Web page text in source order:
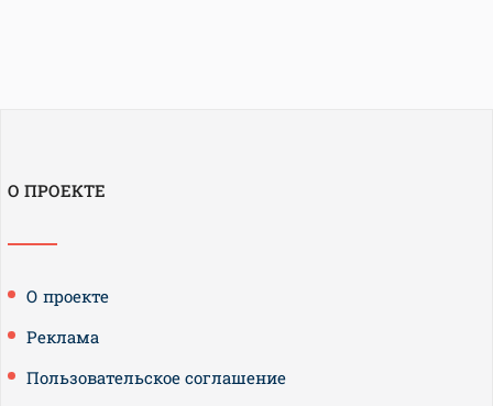
О ПРОЕКТЕ
О проекте
Реклама
Пользовательское соглашение